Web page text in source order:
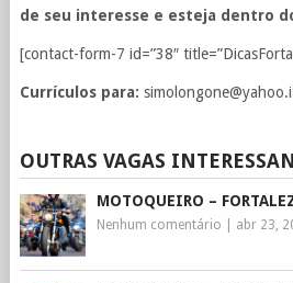
de seu interesse e esteja dentro
[contact-form-7 id=”38″
Currículos para:
OUTRAS VAGAS
MOTOQUEIRO –
Nenhum comentário abr 23,